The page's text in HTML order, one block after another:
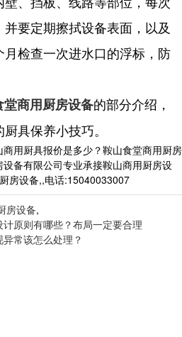
要定期擦拭设备表面，以及
检查一次进水口的浮标，防
堂商用厨房设备的部分介绍，
具保养小技巧。
用厨具报价是多少？鞍山食堂商用厨房
备有限公司专业承接鞍山商用厨房设
房设备,,电话:15040033007
房设备,
原则有哪些？布局一定要合理
常该怎么处理？